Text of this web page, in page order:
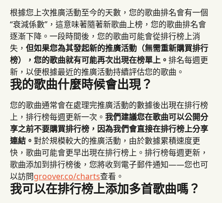
根據您上次推廣活動至今的天數，您的歌曲排名會有一個
“衰減係數”，這意味著隨著新歌曲上榜，您的歌曲排名會
逐漸下降。一段時間後，您的歌曲可能會從排行榜上消
失， 但如果您為其發起新的推廣活動（無需重新購買排行
榜），您的歌曲就有可能再次出現在榜單上。 排名每週更
新，以便根據最近的推廣活動持續評估您的歌曲。
我的歌曲什麼時候會出現？
您的歌曲通常會在處理完推廣活動的數據後出現在排行榜
上，排行榜每週更新一次。 我們建議您在歌曲可以公開分
享之前不要購買排行榜，因為我們會直接在排行榜上分享
連結。 對於規模較大的推廣活動，由於數據累積速度更
快，歌曲可能會更早出現在排行榜上。排行榜每週更新，
歌曲添加到排行榜後，您將收到電子郵件通知——您也可
以訪問groover.co/charts查看。
我可以在排行榜上添加多首歌曲嗎？